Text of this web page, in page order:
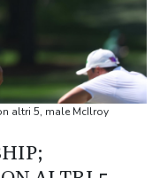
davanti al Parlamento
sulla crisi a Ceuta
sulla crisi a Ceuta
due morti e 13 feriti
altri 5, male McIlroy